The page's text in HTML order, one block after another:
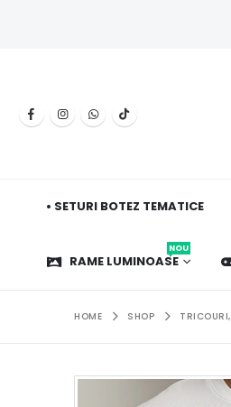
• SETURI BOTEZ TEMATICE
RAME LUMINOASE
NOU
HOME SHOP TRICOURI,